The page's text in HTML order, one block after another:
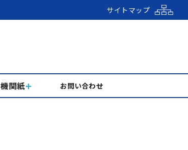
サイトマップ
機関紙 お問い合わせ